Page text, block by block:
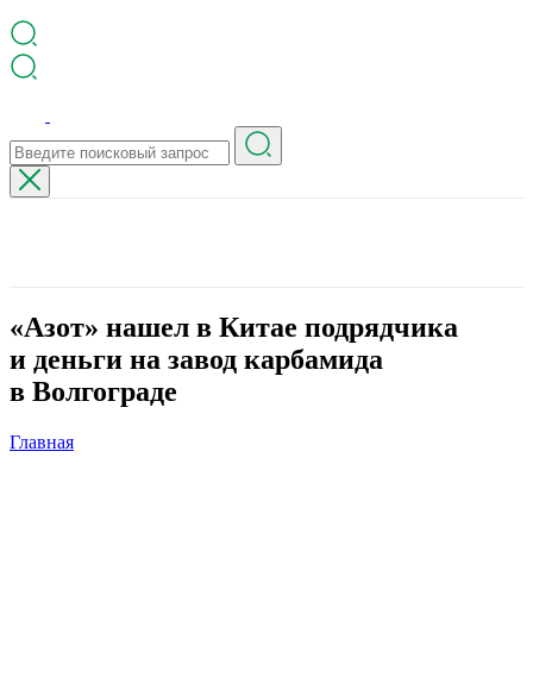
«Азот» нашел в Китае подрядчика
и деньги на завод карбамида
в Волгограде
Главная